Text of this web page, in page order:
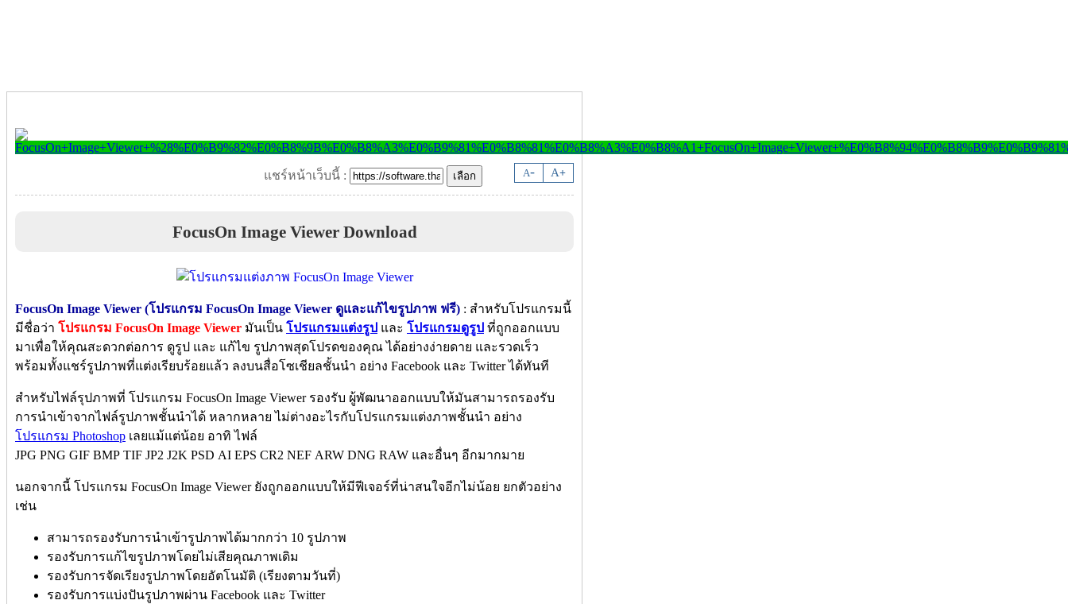
A- A+
แชร์หน้าเว็บนี้ :
FocusOn Image Viewer Download
FocusOn Image Viewer (โปรแกรม FocusOn Image Viewer ดูและแก้ไขรูปภาพ ฟรี) : สำหรับโปรแกรมนี้
มีชื่อว่า โปรแกรม FocusOn Image Viewer มันเป็น โปรแกรมแต่งรูป และ โปรแกรมดูรูป ที่ถูกออกแบบ
มาเพื่อให้คุณสะดวกต่อการ ดูรูป และ แก้ไข รูปภาพสุดโปรดของคุณ ได้อย่างง่ายดาย และรวดเร็ว
พร้อมทั้งแชร์รูปภาพที่แต่งเรียบร้อยแล้ว ลงบนสื่อโซเชียลชั้นนำ อย่าง Facebook และ Twitter ได้ทันที
สำหรับไฟล์รุปภาพที่ โปรแกรม FocusOn Image Viewer รองรับ ผู้พัฒนาออกแบบให้มันสามารถรองรับ
การนำเข้าจากไฟล์รูปภาพชั้นนำได้ หลากหลาย ไม่ต่างอะไรกับโปรแกรมแต่งภาพชั้นนำ อย่าง
โปรแกรม Photoshop เลยแม้แต่น้อย อาทิ ไฟล์
JPG PNG GIF BMP TIF JP2 J2K PSD AI EPS CR2 NEF ARW DNG RAW และอื่นๆ อีกมากมาย
นอกจากนี้ โปรแกรม FocusOn Image Viewer ยังถูกออกแบบให้มีฟีเจอร์ที่น่าสนใจอีกไม่น้อย ยกตัวอย่าง
เช่น
สามารถรองรับการนำเข้ารูปภาพได้มากกว่า 10 รูปภาพ
รองรับการแก้ไขรูปภาพโดยไม่เสียคุณภาพเดิม
รองรับการจัดเรียงรูปภาพโดยอัตโนมัติ (เรียงตามวันที่)
รองรับการแบ่งปันรูปภาพผ่าน Facebook และ Twitter